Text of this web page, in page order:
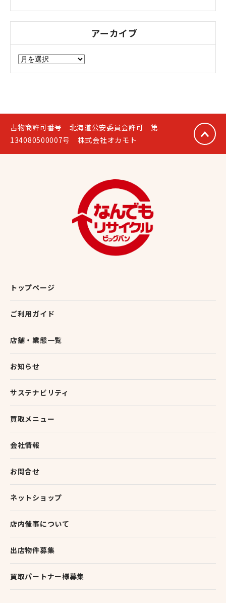
アーカイブ
ア
ー
古物商許可番号 北海道公安委員会許可 第
134080500007号 株式会社オカモト
トップページ
ご利用ガイド
店舗・業態一覧
お知らせ
サステナビリティ
買取メニュー
会社情報
お問合せ
ネットショップ
店内催事について
出店物件募集
買取パートナー様募集